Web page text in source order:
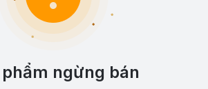
phẩm ngừng bán